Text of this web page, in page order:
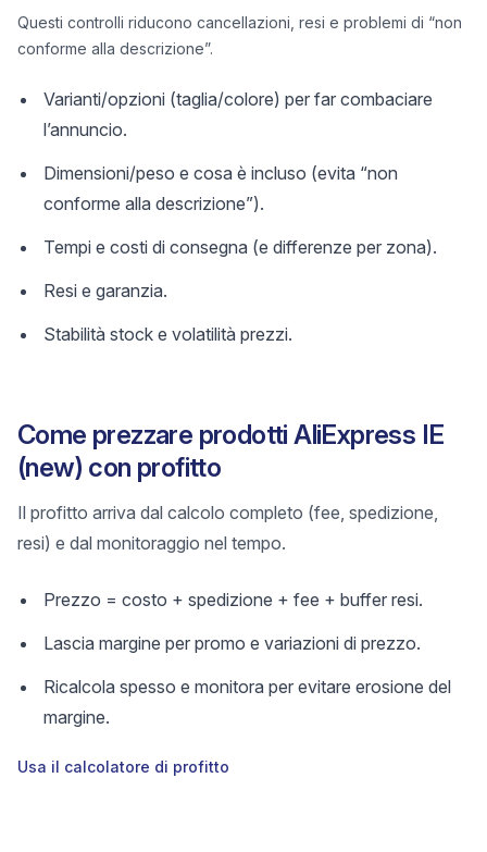
Questi controlli riducono cancellazioni, resi e problemi di “non
conforme alla descrizione”.
Varianti/opzioni (taglia/colore) per far combaciare
l’annuncio.
Dimensioni/peso e cosa è incluso (evita “non
conforme alla descrizione”).
Tempi e costi di consegna (e differenze per zona).
Resi e garanzia.
Stabilità stock e volatilità prezzi.
Come prezzare prodotti AliExpress IE
(new) con profitto
Il profitto arriva dal calcolo completo (fee, spedizione,
resi) e dal monitoraggio nel tempo.
Prezzo = costo + spedizione + fee + buffer resi.
Lascia margine per promo e variazioni di prezzo.
Ricalcola spesso e monitora per evitare erosione del
margine.
Usa il calcolatore di profitto